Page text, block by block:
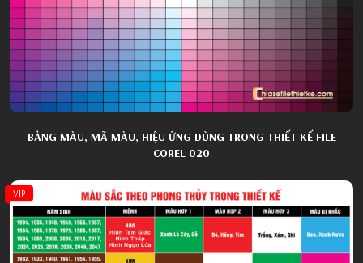
BẢNG MÀU, MÃ MÀU, HIỆU ỨNG DÙNG TRONG THIẾT KẾ FILE
COREL 020
VIP